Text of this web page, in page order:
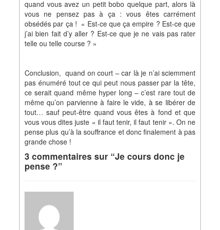
quand vous avez un petit bobo quelque part, alors là
vous ne pensez pas à ça : vous êtes carrément
obsédés par ça ! « Est-ce que ça empire ? Est-ce que
j’ai bien fait d’y aller ? Est-ce que je ne vais pas rater
telle ou telle course ? »
Conclusion, quand on court – car là je n’ai sciemment
pas énuméré tout ce qui peut nous passer par la tête,
ce serait quand même hyper long – c’est rare tout de
même qu’on parvienne à faire le vide, à se libérer de
tout… sauf peut-être quand vous êtes à fond et que
vous vous dites juste « il faut tenir, il faut tenir ». On ne
pense plus qu’à la souffrance et donc finalement à pas
grande chose !
3 commentaires sur “Je cours donc je
pense ?”